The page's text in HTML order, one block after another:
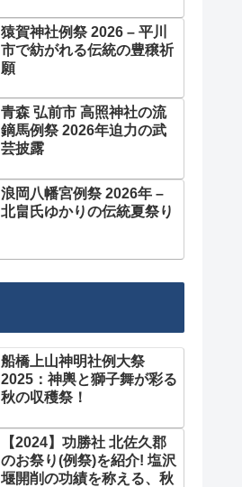
猿賀神社例祭 2026 – 平川
市で紡がれる伝統の豊穣祈
願
青森 弘前市 高照神社の流
鏑馬例祭 2026年迫力の武
芸披露
浪岡八幡宮例祭 2026年 –
北畠氏ゆかりの伝統夏祭り
船橋上山神明社例大祭
2025：神輿と獅子舞が彩る
秋の収穫祭！
【2024】功勝社 北佐久郡
のお祭り(例祭)を紹介! 塩沢
堰開削の功績を称える、秋